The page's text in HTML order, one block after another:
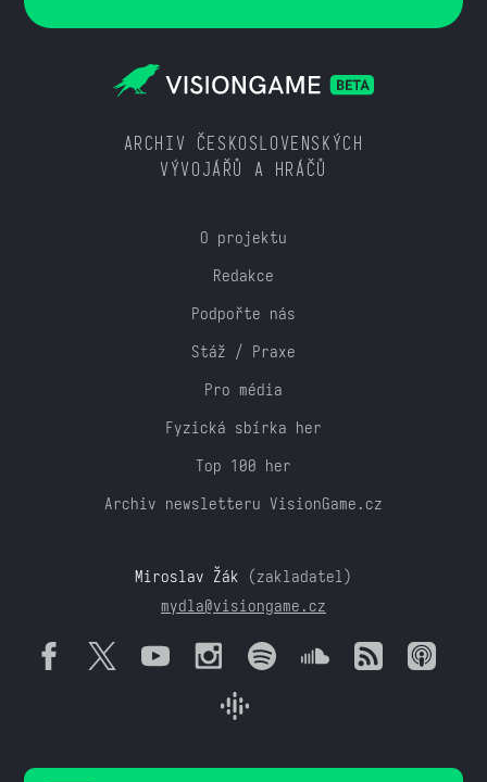
ARCHIV ČESKOSLOVENSKÝCH
VÝVOJÁŘŮ A HRÁČŮ
O projektu
Redakce
Podpořte nás
Stáž / Praxe
Pro média
Fyzická sbírka her
Top 100 her
Archiv newsletteru VisionGame.cz
Miroslav Žák (zakladatel)
mydla@visiongame.cz